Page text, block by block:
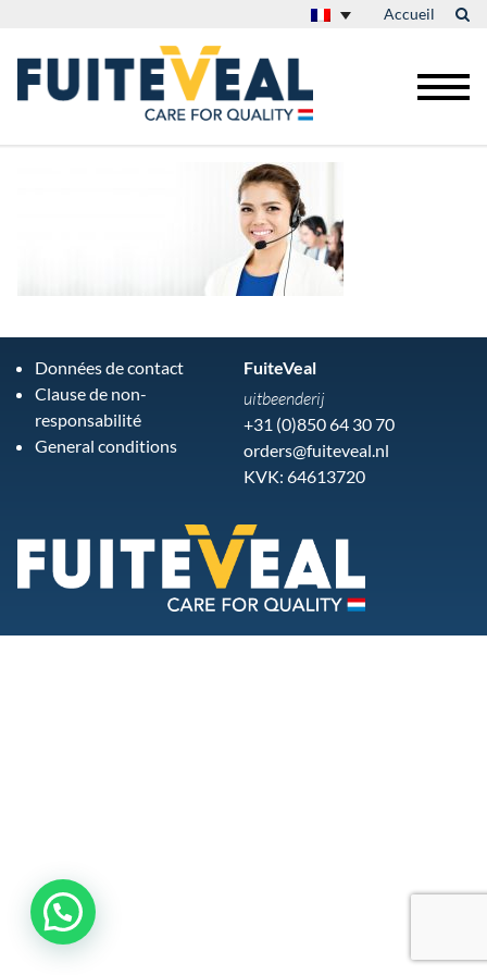
Accueil
Données de contact
Clause de non-
responsabilité
General conditions
FuiteVeal
uitbeenderij
+31 (0)850 64 30 70
orders@fuiteveal.nl
KVK: 64613720